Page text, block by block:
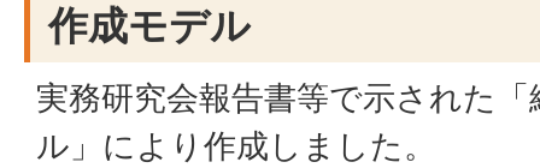
作成モデル
実務研究会報告書等で示された
ル」により作成しました。